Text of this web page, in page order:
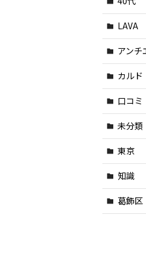
LAVA
アンチ
カルド
口コミ
未分類
東京
知識
葛飾区